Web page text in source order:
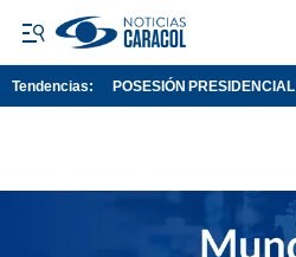
Tendencias: POSESIÓN PRESIDENCIAL